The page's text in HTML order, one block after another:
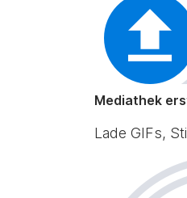
Mediathek
Lade GIFs,